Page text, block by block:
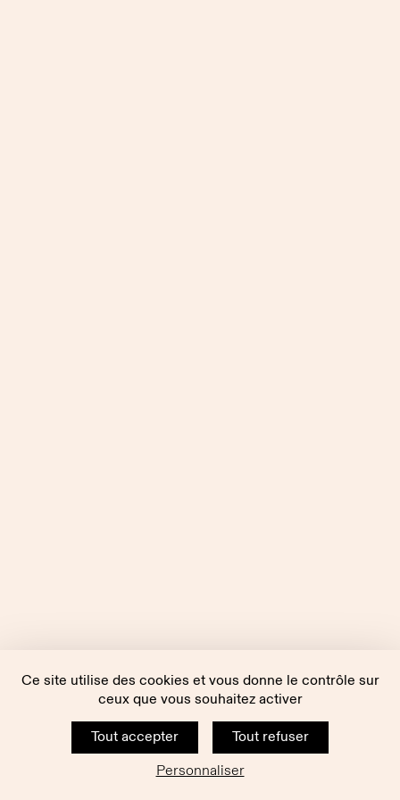
Ce site utilise des cookies et vous donne le contrôle sur
ceux que vous souhaitez activer
Tout accepter
Tout refuser
Personnaliser